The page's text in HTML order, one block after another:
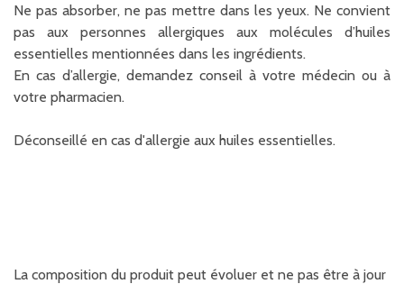
Ne pas absorber, ne pas mettre dans les yeux. Ne convient
pas aux personnes allergiques aux molécules d’huiles
essentielles mentionnées dans les ingrédients.
En cas d’allergie, demandez conseil à votre médecin ou à
votre pharmacien.
Déconseillé en cas d'allergie aux huiles essentielles.
La composition du produit peut évoluer et ne pas être à jour